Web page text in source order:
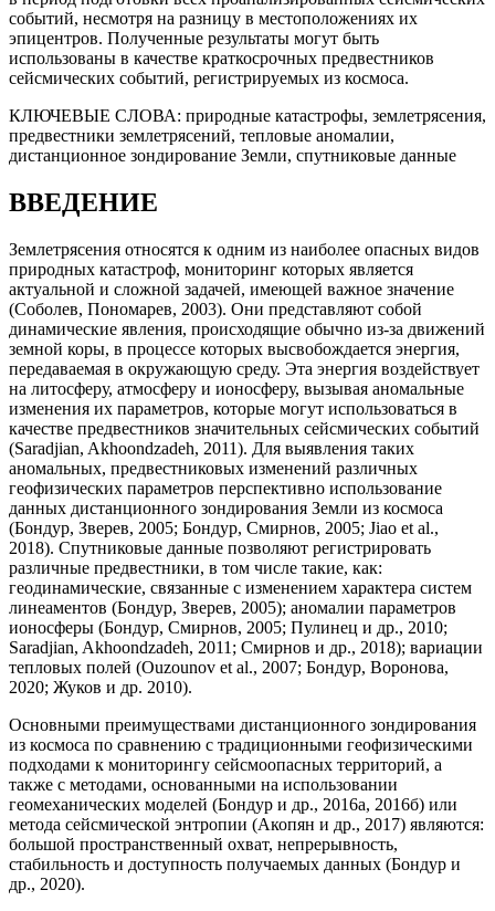
событий, несмотря на разницу в местоположениях их
эпицентров. Полученные результаты могут быть
использованы в качестве краткосрочных предвестников
сейсмических событий, регистрируемых из космоса.
КЛЮЧЕВЫЕ СЛОВА: природные катастрофы, землетрясения,
предвестники землетрясений, тепловые аномалии,
дистанционное зондирование Земли, спутниковые данные
ВВЕДЕНИЕ
Землетрясения относятся к одним из наиболее опасных видов
природных катастроф, мониторинг которых является
актуальной и сложной задачей, имеющей важное значение
(Соболев, Пономарев, 2003). Они представляют собой
динамические явления, происходящие обычно из-за движений
земной коры, в процессе которых высвобождается энергия,
передаваемая в окружающую среду. Эта энергия воздействует
на литосферу, атмосферу и ионосферу, вызывая аномальные
изменения их параметров, которые могут использоваться в
качестве предвестников значительных сейсмических событий
(Saradjian, Akhoondzadeh, 2011). Для выявления таких
аномальных, предвестниковых изменений различных
геофизических параметров перспективно использование
данных дистанционного зондирования Земли из космоса
(Бондур, Зверев, 2005; Бондур, Смирнов, 2005; Jiao et al.,
2018). Спутниковые данные позволяют регистрировать
различные предвестники, в том числе такие, как:
геодинамические, связанные с изменением характера систем
линеаментов (Бондур, Зверев, 2005); аномалии параметров
ионосферы (Бондур, Смирнов, 2005; Пулинец и др., 2010;
Saradjian, Akhoondzadeh, 2011; Смирнов и др., 2018); вариации
тепловых полей (Ouzounov et al., 2007; Бондур, Воронова,
2020; Жуков и др. 2010).
Основными преимуществами дистанционного зондирования
из космоса по сравнению с традиционными геофизическими
подходами к мониторингу сейсмоопасных территорий, а
также с методами, основанными на использовании
геомеханических моделей (Бондур и др., 2016а, 2016б) или
метода сейсмической энтропии (Акопян и др., 2017) являются:
большой пространственный охват, непрерывность,
стабильность и доступность получаемых данных (Бондур и
др., 2020).